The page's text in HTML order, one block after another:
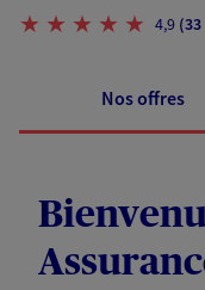
4,9
Nos offres